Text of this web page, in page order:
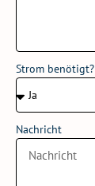
Strom benötigt?
Nachricht